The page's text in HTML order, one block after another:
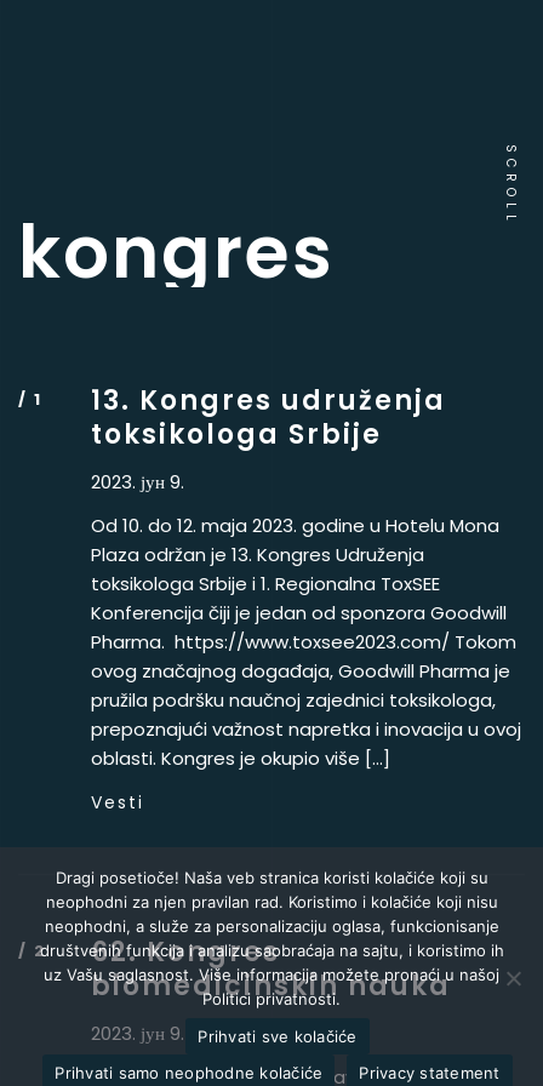
kongres
SCROLL
13. Kongres udruženja
toksikologa Srbije
2023. јун 9.
Od 10. do 12. maja 2023. godine u Hotelu Mona
Plaza održan je 13. Kongres Udruženja
toksikologa Srbije i 1. Regionalna ToxSEE
Konferencija čiji je jedan od sponzora Goodwill
Pharma. https://www.toxsee2023.com/ Tokom
ovog značajnog događaja, Goodwill Pharma je
pružila podršku naučnoj zajednici toksikologa,
prepoznajući važnost napretka i inovacija u ovoj
oblasti. Kongres je okupio više […]
Vesti
62. Kongres
biomedicinskih nauka
2023. јун 9.
Sa zadovoljstvom obaveštavamo da je
Dragi posetioče! Naša veb stranica koristi kolačiće koji su
neophodni za njen pravilan rad. Koristimo i kolačiće koji nisu
neophodni, a služe za personalizaciju oglasa, funkcionisanje
društvenih funkcija i analizu saobraćaja na sajtu, i koristimo ih
uz Vašu saglasnost. Više informacija možete pronaći u našoj
Politici privatnosti.
Prihvati sve kolačiće
Prihvati samo neophodne kolačiće
Privacy statement